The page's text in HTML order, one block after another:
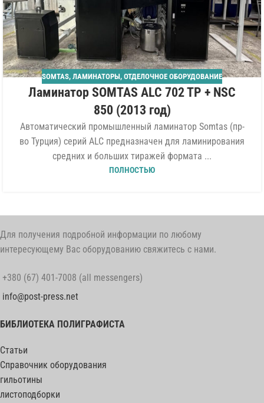
SOMTAS, ЛАМИНАТОРЫ, ОТДЕЛОЧНОЕ ОБОРУДОВАНИЕ
Ламинатор SOMTAS ALC 702 TP + NSC
850 (2013 год)
Автоматический промышленный ламинатор Somtas (пр-
во Турция) серий ALC предназначен для ламинирования
средних и больших тиражей формата ...
ПОЛНОСТЬЮ
Для получения подробной информации по любому
интересующему Вас оборудованию свяжитесь с нами.
+380 (67) 401-7008 (all messengers)
info@post-press.net
БИБЛИОТЕКА ПОЛИГРАФИСТА
Статьи
Справочник оборудования
гильотины
листоподборки